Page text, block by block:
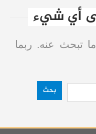
أي شيء
تبحث عنه. ربما